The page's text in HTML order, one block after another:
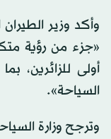
وأكد وزير
«جزء من رؤية
أولى للزائرين،
السياحة».